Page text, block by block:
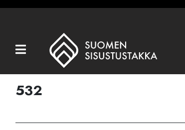
Kaikki tuotteet
Takat
532